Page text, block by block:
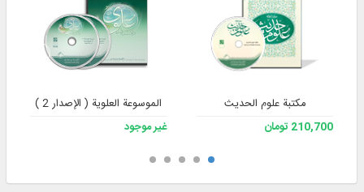
مكتبة علوم الحديث
210,700 تومان
الموسوعة العلوية ( الإصدار 2 )
غير موجود